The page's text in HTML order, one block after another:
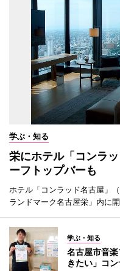
学ぶ・知る
栄にホテル「コンラ
ーフトップバーも
ホテル「コンラッド名古屋」
ランドマーク名古屋栄」内に開
学ぶ・知る
名古屋市音
きたい」コ